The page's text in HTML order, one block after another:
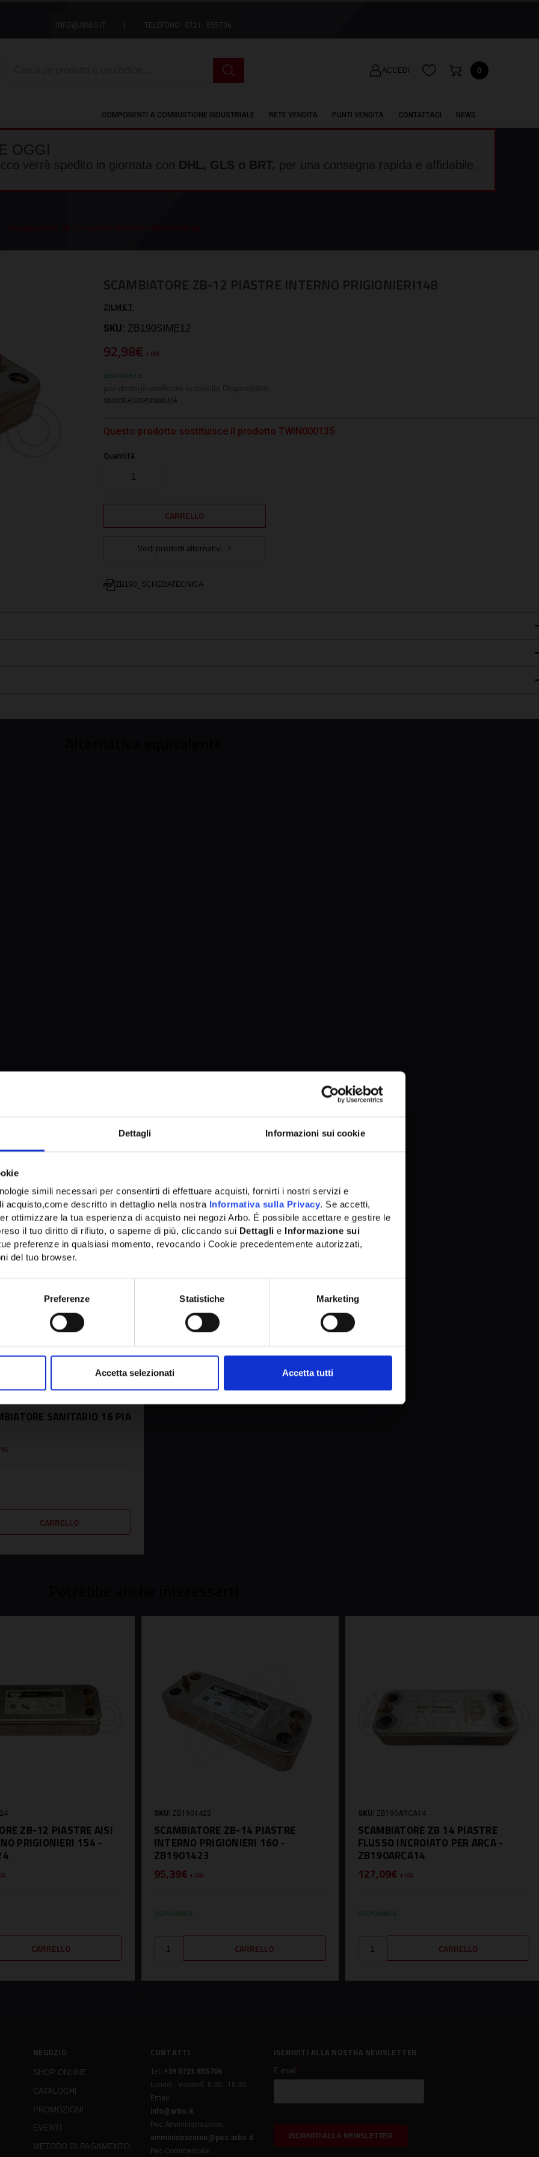
Dettagli Informazioni sui cookie
simili necessari per consentirti di effettuare acquisti, fornirti i nostri servizi e
acquisto,come descritto in dettaglio nella nostra Informativa sulla Privacy. Se accetti,
ottimizzare la tua esperienza di acquisto nei negozi Arbo. É possibile accettare e gestire le
il tuo diritto di rifiuto, o saperne di più, cliccando sui Dettagli e Informazione sui
preferenze in qualsiasi momento, revocando i Cookie precedentemente autorizzati,
del tuo browser.
Preferenze Statistiche Marketing
Accetta selezionati Accetta tutti
INFO@ARBO.IT TELEFONO 0721 855706
ACCEDI 0
COMPONENTI A COMBUSTIONE INDUSTRIALE RETE VENDITA PUNTI VENDITA CONTATTACI NEWS
OGGI
verrà spedito in giornata con DHL, GLS o BRT, per una consegna rapida e affidabile.
SCAMBIATORE ZB-12 PIASTRE INTERNO PRIGIONIERI148
ZILMET
SKU: ZB190SIME12
92,98€ + IVA
DISPONIBILE
VERIFICA DISPONIBILITÀ
Questo prodotto sostituisce il prodotto TWIN000135
Quantità
Vedi prodotti alternativi
ZB190_SCHEDATECNICA
SANITARIO 16 PIA
ZB-12 PIASTRE AISI
PRIGIONIERI 154 -
SKU: ZB1901423
SCAMBIATORE ZB-14 PIASTRE
INTERNO PRIGIONIERI 160 -
ZB1901423
95,39€ + IVA
DISPONIBILE
SKU: ZB190ARCA14
SCAMBIATORE ZB 14 PIASTRE
FLUSSO INCROIATO PER ARCA -
ZB190ARCA14
127,09€ + IVA
DISPONIBILE
NEGOZIO
SHOP ONLINE
CATALOGHI
PROMOZIONI
EVENTI
METODO DI PAGAMENTO
CONTATTI
Tel:
+39 0721 855706
Lunedì - Venerdì, 8:30 - 18:30
Email:
info@arbo.it
Pec Amministrazione:
amministrazione@pec.arbo.it
Pec Commerciale:
ISCRIVITI ALLA NOSTRA NEWSLETTER